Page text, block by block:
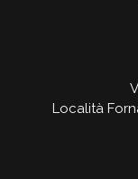
Località